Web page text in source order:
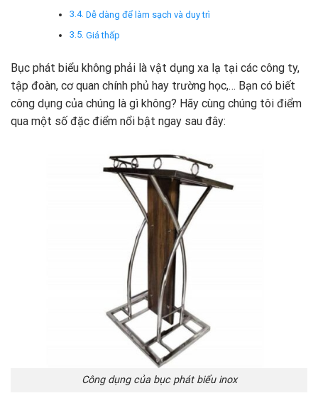
Dễ dàng để làm sạch và duy trì
Giá thấp
Bục phát biểu không phải là vật dụng xa lạ tại các công ty,
tập đoàn, cơ quan chính phủ hay trường học,… Bạn có biết
công dụng của chúng là gì không? Hãy cùng chúng tôi điểm
qua một số đặc điểm nổi bật ngay sau đây:
Công dụng của bục phát biểu inox